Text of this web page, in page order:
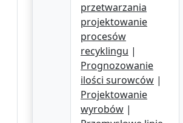
przetwarzania
projektowanie
procesów
recyklingu |
Prognozowanie
ilości surowców |
Projektowanie
wyrobów |